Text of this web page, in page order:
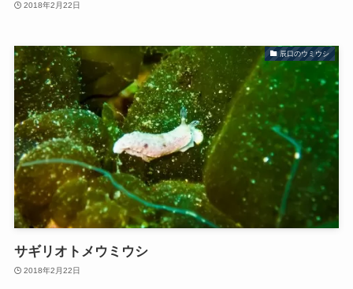
2018年2月22日
辰口のウミウシ
サギリオトメウミウシ
2018年2月22日